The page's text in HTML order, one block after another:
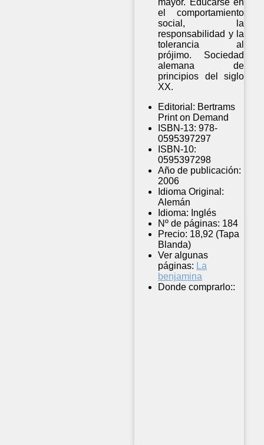
mayor. Educarse en
el comportamiento
social, la
responsabilidad y la
tolerancia al
prójimo. Sociedad
alemana de
principios del siglo
XX.
Editorial: Bertrams
Print on Demand
ISBN-13: 978-
0595397297
ISBN-10:
0595397298
Año de publicación:
2006
Idioma Original:
Alemán
Idioma: Inglés
Nº de páginas: 184
Precio: 18,92 (Tapa
Blanda)
Ver algunas
páginas: La
benjamina
Donde comprarlo::